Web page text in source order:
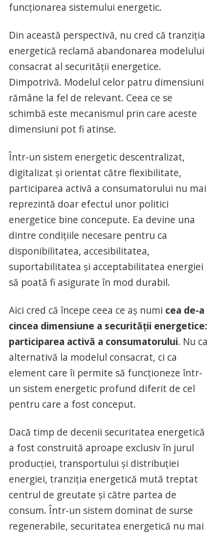
funcționarea sistemului energetic.
Din această perspectivă, nu cred că tranziția
energetică reclamă abandonarea modelului
consacrat al securității energetice.
Dimpotrivă. Modelul celor patru dimensiuni
rămâne la fel de relevant. Ceea ce se
schimbă este mecanismul prin care aceste
dimensiuni pot fi atinse.
Într-un sistem energetic descentralizat,
digitalizat și orientat către flexibilitate,
participarea activă a consumatorului nu mai
reprezintă doar efectul unor politici
energetice bine concepute. Ea devine una
dintre condițiile necesare pentru ca
disponibilitatea, accesibilitatea,
suportabilitatea și acceptabilitatea energiei
să poată fi asigurate în mod durabil.
Aici cred că începe ceea ce aș numi cea de-a
cincea dimensiune a securității energetice:
participarea activă a consumatorului. Nu ca
alternativă la modelul consacrat, ci ca
element care îi permite să funcționeze într-
un sistem energetic profund diferit de cel
pentru care a fost conceput.
Dacă timp de decenii securitatea energetică
a fost construită aproape exclusiv în jurul
producției, transportului și distribuției
energiei, tranziția energetică mută treptat
centrul de greutate și către partea de
consum. Într-un sistem dominat de surse
regenerabile, securitatea energetică nu mai